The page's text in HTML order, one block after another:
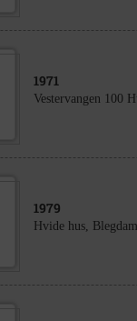
1971
Vestervangen 100
1979
Hvide hus,